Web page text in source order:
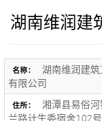
湖南维润建
名称：
湖南维润建筑
有限公司
住所：
湘潭县易俗河
兰路计生委宿舍102号